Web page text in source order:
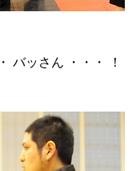
バッさん ・・・ ！